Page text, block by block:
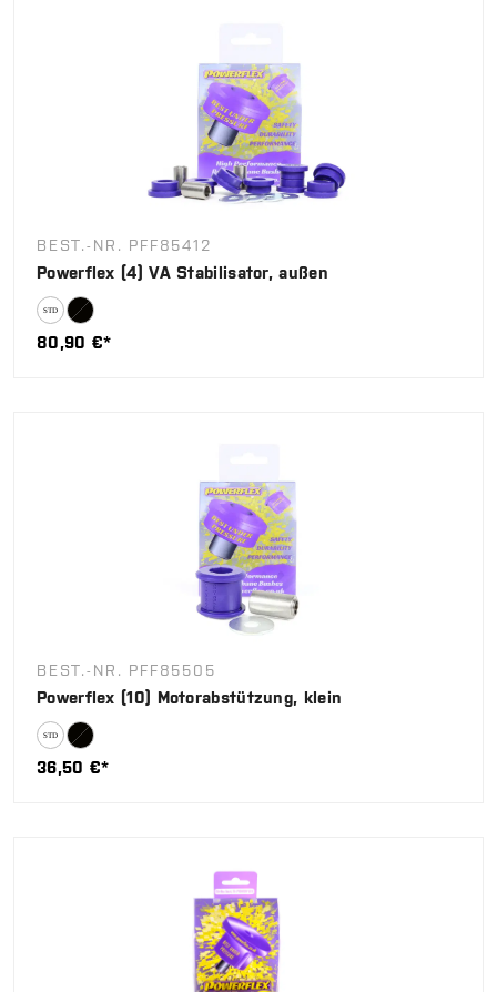
BEST.-NR. PFF85412
Powerflex (4) VA Stabilisator, außen
80,90 €*
BEST.-NR. PFF85505
Powerflex (10) Motorabstützung, klein
36,50 €*